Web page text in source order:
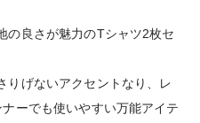
の良さが魅力のTシャツ2枚セ
りげないアクセントなり、レ
ーでも使いやすい万能アイテ